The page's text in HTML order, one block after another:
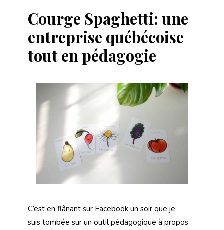
Courge Spaghetti: une
entreprise québécoise
tout en pédagogie
C’est en flânant sur Facebook un soir que je
suis tombée sur un outil pédagogique à propos